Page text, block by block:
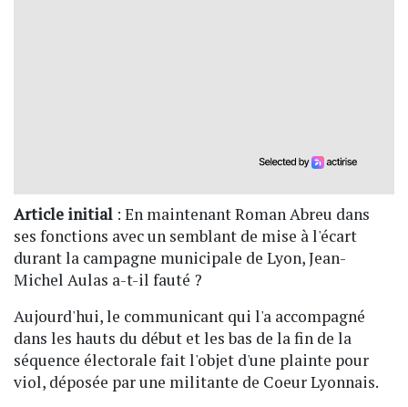
Article initial : En maintenant Roman Abreu dans
ses fonctions avec un semblant de mise à l'écart
durant la campagne municipale de Lyon, Jean-
Michel Aulas a-t-il fauté ?
Aujourd'hui, le communicant qui l'a accompagné
dans les hauts du début et les bas de la fin de la
séquence électorale fait l'objet d'une plainte pour
viol, déposée par une militante de Coeur Lyonnais.